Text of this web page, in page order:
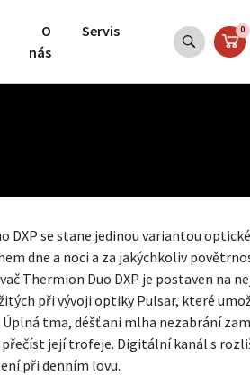
O
nás
Servis 0
DXP se stane jedinou variantou
dne a noci a za jakýchkoliv
Thermion Duo DXP je postaven na
při vývoji optiky Pulsar, které
tma, déšť ani mlha nezabrání
přečíst její trofeje. Digitální kanál s
při denním lovu.